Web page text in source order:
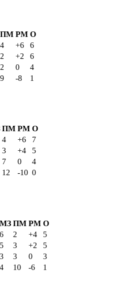
ПМ РМ О
4 +6
6
2 +2
6
2 0
4
9 -8
1
ПМ РМ О
4 +6
7
3 +4
5
7 0
4
12 -10 0
МЗ ПМ РМ О
6 2 +4
5
5 3 +2
5
3 3 0
3
4 10 -6
1